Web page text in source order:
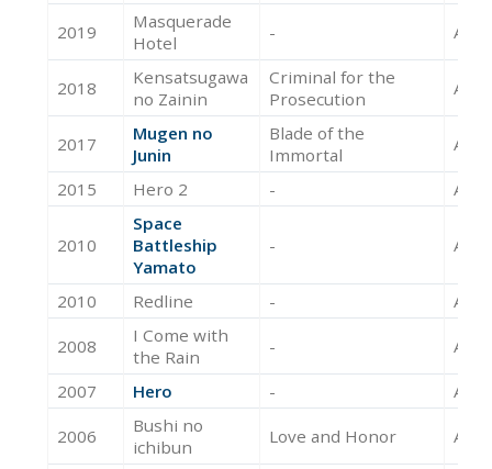
2019
Masquerade
Hotel
-
2018
Kensatsugawa
no Zainin
Criminal for the
Prosecution
2017
Mugen no
Junin
Blade of the
Immortal
2015 Hero 2 -
2010
Space
Battleship
Yamato
-
2010 Redline -
2008
I Come with
the Rain
-
2007 Hero -
2006
Bushi no
ichibun
Love and Honor